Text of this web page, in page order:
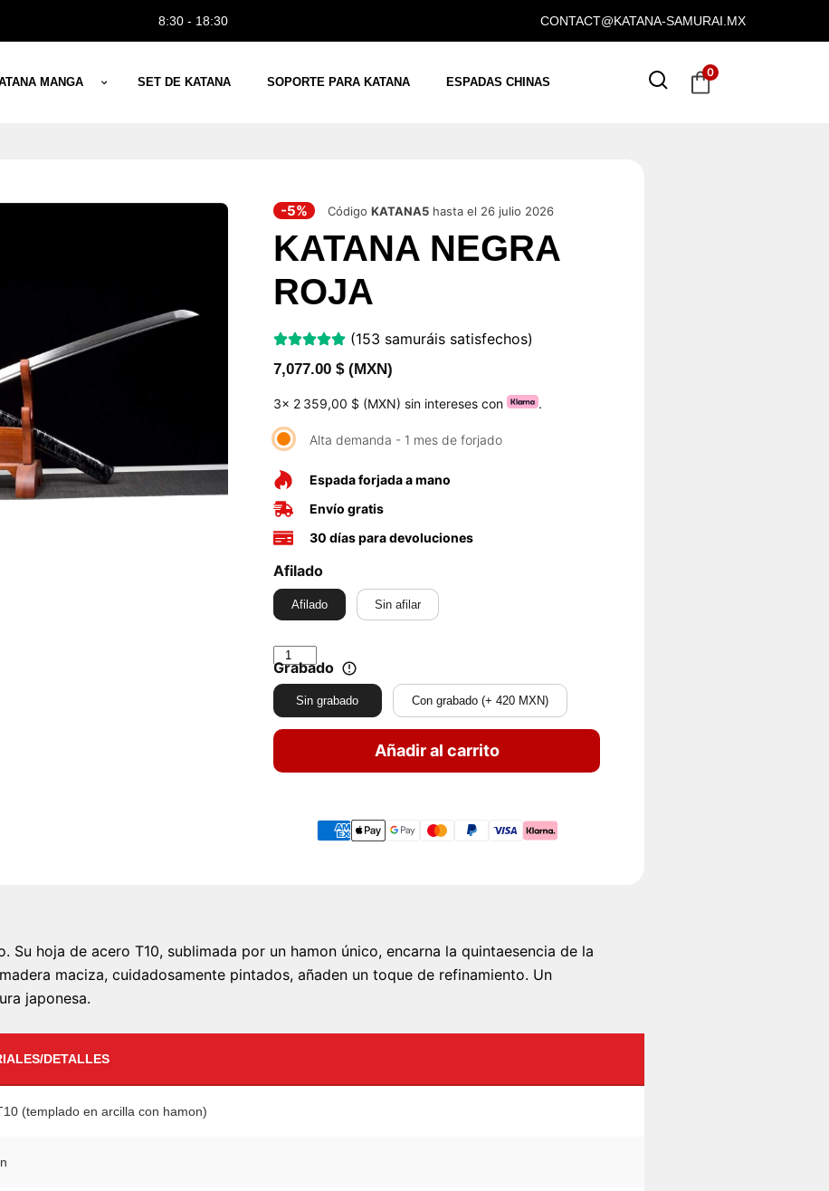
8:30 - 18:30 CONTACT@KATANA-SAMURAI.MX
MANGA SET DE KATANA SOPORTE PARA KATANA ESPADAS CHINAS
0
-5% Código KATANA5hasta el 26 julio 2026
KATANA NEGRA
ROJA
(153 samuráis satisfechos)
7,077.00 $ (MXN)
3x 2 359,00 $ (MXN) sin intereses con .
Alta demanda - 1 mes de forjado
Espada forjada a mano
Envío gratis
30 días para devoluciones
Afilado
Afilado Sin afilar
Grabado
Sin grabado Con grabado (+ 420 MXN)
Añadir al carrito
Su hoja de acero T10, sublimada por un hamon único, encarna la quintaesencia de la
maciza, cuidadosamente pintados, añaden un toque de refinamiento. Un
japonesa.
DETALLES
(templado en arcilla con hamon)